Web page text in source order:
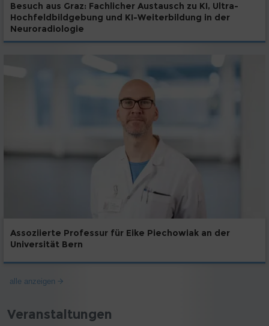
Besuch aus Graz: Fachlicher Austausch zu KI, Ultra-
Hochfeldbildgebung und KI-Weiterbildung in der
Neuroradiologie
Assoziierte Professur für Eike Piechowiak an der
Universität Bern
alle anzeigen
Veranstaltungen